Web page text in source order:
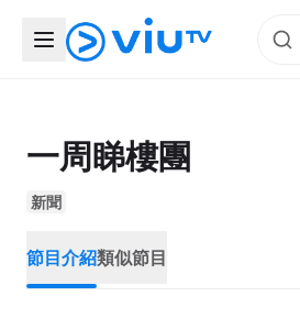
一周睇樓團
新聞
節目介紹類似節目